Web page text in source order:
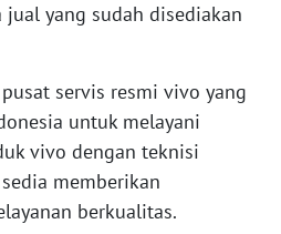
jual yang sudah disediakan
pusat servis resmi vivo yang
untuk melayani
vivo dengan teknisi
memberikan
berkualitas.